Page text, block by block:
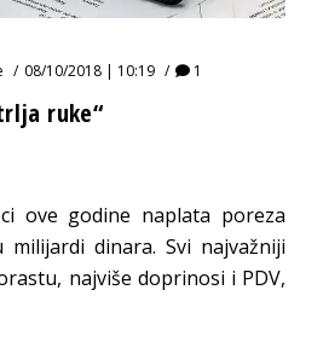
08/10/2018 | 10:19 1
ruke“
ove godine naplata poreza
milijardi dinara. Svi najvažniji
najviše doprinosi i PDV,